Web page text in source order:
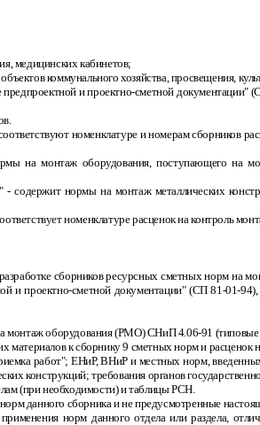
медицинских кабинетов;
коммунального хозяйства, просвещения,
предпроектной и проектно-сметной документации"
номенклатуре и номерам сборников
на монтаж оборудования, поступающего на
- содержит нормы на монтаж металлических
номенклатуре расценок на контроль
сборников ресурсных сметных норм на
и проектно-сметной документации" (СП 81-01-
монтаж оборудования (РМО) СНиП 4.06-91 (типовые
материалов к сборнику 9 сметных норм и расценок
работ"; ЕНиР, ВНиР и местных норм,
конструкций; требования органов
(при необходимости) и таблицы РСН.
данного сборника и не предусмотренные
норм данного отдела или раздела,